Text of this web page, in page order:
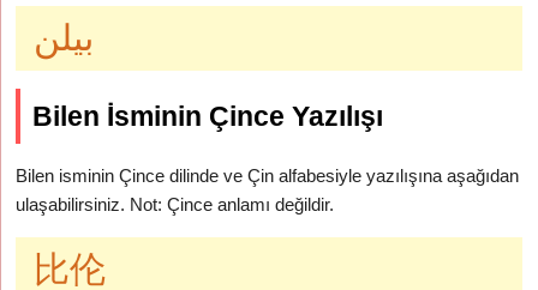
بيلن
Bilen İsminin Çince Yazılışı
Bilen isminin Çince dilinde ve Çin alfabesiyle yazılışına aşağıdan
ulaşabilirsiniz. Not: Çince anlamı değildir.
比伦